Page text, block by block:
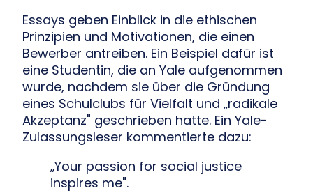
Essays geben Einblick in die ethischen
Prinzipien und Motivationen, die einen
Bewerber antreiben. Ein Beispiel dafür ist
eine Studentin, die an Yale aufgenommen
wurde, nachdem sie über die Gründung
eines Schulclubs für Vielfalt und „radikale
Akzeptanz" geschrieben hatte. Ein Yale-
Zulassungsleser kommentierte dazu:
„Your passion for social justice
inspires me".